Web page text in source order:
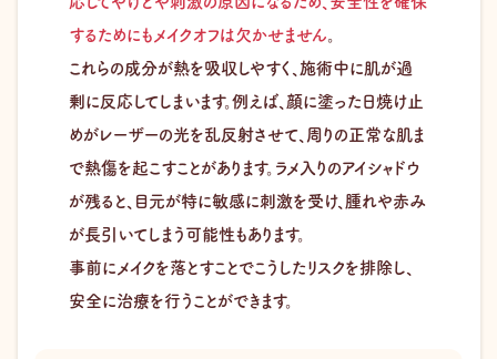
するためにもメイクオフは欠かせません
これらの成分が熱を吸収しやすく、施術中に肌が過
剰に反応してしまいます。例えば、顔に塗った日焼け止
めがレーザーの光を乱反射させて、周りの正常な肌ま
で熱傷を起こすことがあります。ラメ入りのアイシャドウ
が残ると、目元が特に敏感に刺激を受け、腫れや赤み
が長引いてしまう可能性もあります。​
事前にメイクを落とすことでこうしたリスクを排除し、
安全に治療を行うことができます。